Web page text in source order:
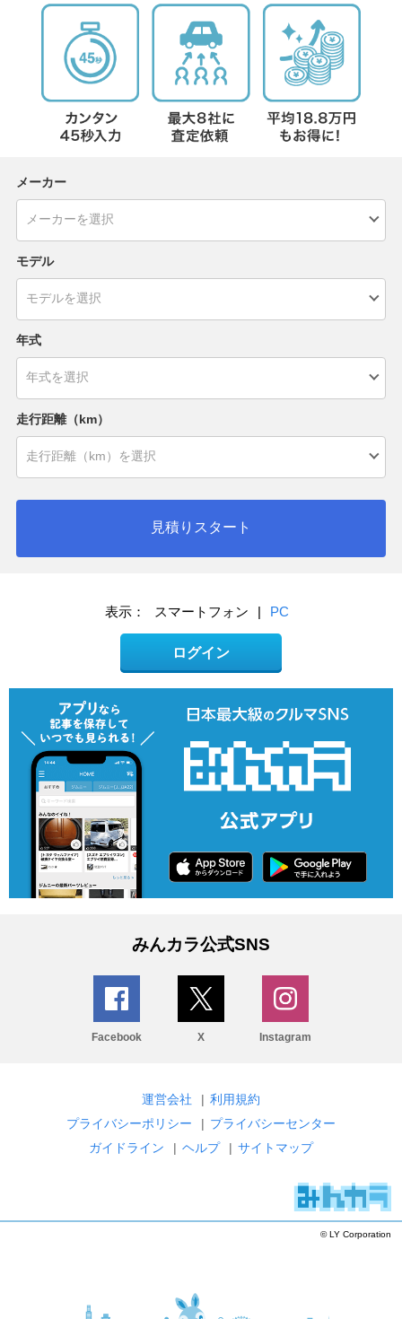
メーカー
モデル
年式
走行距離（km）
見積りスタート
表示： スマートフォン | PC
ログイン
みんカラ公式SNS
Facebook X Instagram
運営会社 | 利用規約
プライバシーポリシー
| プライバシーセンター
ガイドライン
| ヘルプ | サイトマップ
© LY Corporation